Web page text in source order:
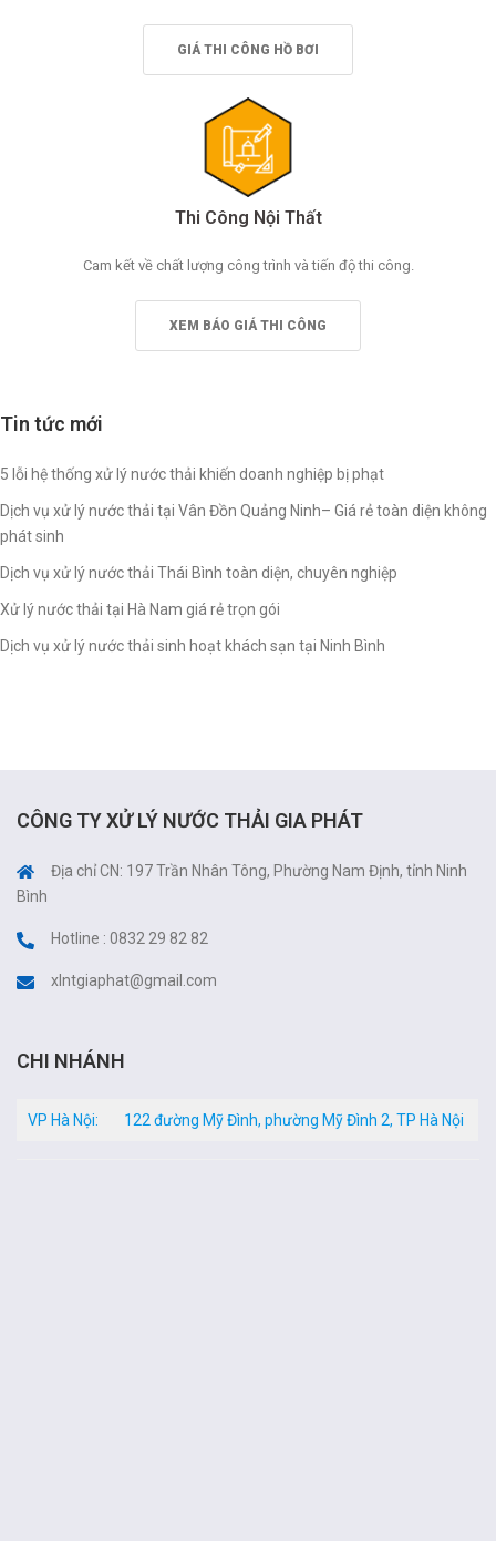
GIÁ THI CÔNG HỒ BƠI
Thi Công Nội Thất
Cam kết về chất lượng công trình và tiến độ thi công.
XEM BÁO GIÁ THI CÔNG
Tin tức mới
5 lỗi hệ thống xử lý nước thải khiến doanh nghiệp bị phạt
Dịch vụ xử lý nước thải tại Vân Đồn Quảng Ninh– Giá rẻ toàn diện không
phát sinh
Dịch vụ xử lý nước thải Thái Bình toàn diện, chuyên nghiệp
Xử lý nước thải tại Hà Nam giá rẻ trọn gói
Dịch vụ xử lý nước thải sinh hoạt khách sạn tại Ninh Bình
CÔNG TY XỬ LÝ NƯỚC THẢI GIA PHÁT
Địa chỉ CN: 197 Trần Nhân Tông, Phường Nam Định, tỉnh Ninh
Bình
Hotline : 0832 29 82 82
xlntgiaphat@gmail.com
CHI NHÁNH
VP Hà Nội: 122 đường Mỹ Đình, phường Mỹ Đình 2, TP Hà Nội